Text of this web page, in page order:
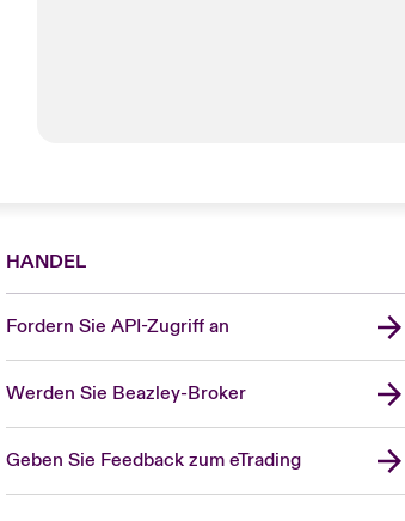
HANDEL
Fordern Sie API-Zugriff an
Werden Sie Beazley-Broker
Geben Sie Feedback zum eTrading